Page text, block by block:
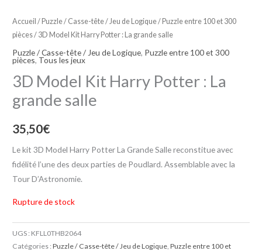
Accueil / Puzzle / Casse-tête / Jeu de Logique/ Puzzle entre 100 et 300
pièces/ 3D Model Kit Harry Potter : La grande salle
Puzzle / Casse-tête / Jeu de Logique, Puzzle entre 100 et 300
pièces, Tous les jeux
3D Model Kit Harry Potter : La
grande salle
35,50€
Le kit 3D Model Harry Potter La Grande Salle reconstitue avec
fidélité l’une des deux parties de Poudlard. Assemblable avec la
Tour D’Astronomie.
Rupture de stock
UGS : KFLL0THB2064
Catégories :Puzzle / Casse-tête / Jeu de Logique ,Puzzle entre 100 et